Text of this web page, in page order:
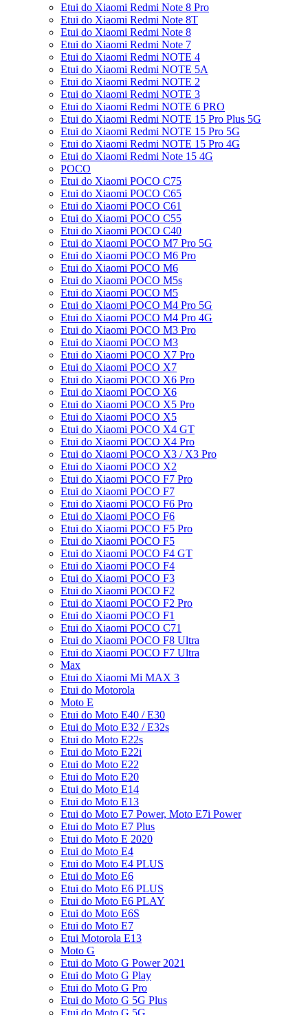
Etui do Xiaomi Redmi Note 8 Pro
Etui do Xiaomi Redmi Note 8T
Etui do Xiaomi Redmi Note 8
Etui do Xiaomi Redmi Note 7
Etui do Xiaomi Redmi NOTE 4
Etui do Xiaomi Redmi NOTE 5A
Etui do Xiaomi Redmi NOTE 2
Etui do Xiaomi Redmi NOTE 3
Etui do Xiaomi Redmi NOTE 6 PRO
Etui do Xiaomi Redmi NOTE 15 Pro Plus 5G
Etui do Xiaomi Redmi NOTE 15 Pro 5G
Etui do Xiaomi Redmi NOTE 15 Pro 4G
Etui do Xiaomi Redmi Note 15 4G
POCO
Etui do Xiaomi POCO C75
Etui do Xiaomi POCO C65
Etui do Xiaomi POCO C61
Etui do Xiaomi POCO C55
Etui do Xiaomi POCO C40
Etui do Xiaomi POCO M7 Pro 5G
Etui do Xiaomi POCO M6 Pro
Etui do Xiaomi POCO M6
Etui do Xiaomi POCO M5s
Etui do Xiaomi POCO M5
Etui do Xiaomi POCO M4 Pro 5G
Etui do Xiaomi POCO M4 Pro 4G
Etui do Xiaomi POCO M3 Pro
Etui do Xiaomi POCO M3
Etui do Xiaomi POCO X7 Pro
Etui do Xiaomi POCO X7
Etui do Xiaomi POCO X6 Pro
Etui do Xiaomi POCO X6
Etui do Xiaomi POCO X5 Pro
Etui do Xiaomi POCO X5
Etui do Xiaomi POCO X4 GT
Etui do Xiaomi POCO X4 Pro
Etui do Xiaomi POCO X3 / X3 Pro
Etui do Xiaomi POCO X2
Etui do Xiaomi POCO F7 Pro
Etui do Xiaomi POCO F7
Etui do Xiaomi POCO F6 Pro
Etui do Xiaomi POCO F6
Etui do Xiaomi POCO F5 Pro
Etui do Xiaomi POCO F5
Etui do Xiaomi POCO F4 GT
Etui do Xiaomi POCO F4
Etui do Xiaomi POCO F3
Etui do Xiaomi POCO F2
Etui do Xiaomi POCO F2 Pro
Etui do Xiaomi POCO F1
Etui do Xiaomi POCO C71
Etui do Xiaomi POCO F8 Ultra
Etui do Xiaomi POCO F7 Ultra
Max
Etui do Xiaomi Mi MAX 3
Etui do Motorola
Moto E
Etui do Moto E40 / E30
Etui do Moto E32 / E32s
Etui do Moto E22s
Etui do Moto E22i
Etui do Moto E22
Etui do Moto E20
Etui do Moto E14
Etui do Moto E13
Etui do Moto E7 Power, Moto E7i Power
Etui do Moto E7 Plus
Etui do Moto E 2020
Etui do Moto E4
Etui do Moto E4 PLUS
Etui do Moto E6
Etui do Moto E6 PLUS
Etui do Moto E6 PLAY
Etui do Moto E6S
Etui do Moto E7
Etui Motorola E13
Moto G
Etui do Moto G Power 2021
Etui do Moto G Play
Etui do Moto G Pro
Etui do Moto G 5G Plus
Etui do Moto G 5G